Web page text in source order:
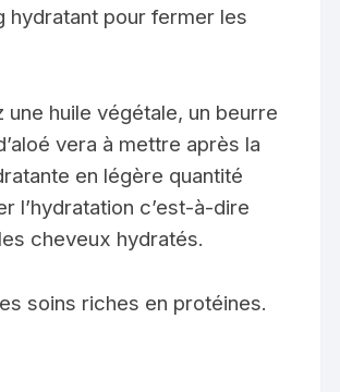
hydratant pour fermer les
une huile végétale, un beurre
vera à mettre après la
en légère quantité
l’hydratation c’est-à-dire
cheveux hydratés.
soins riches en protéines.